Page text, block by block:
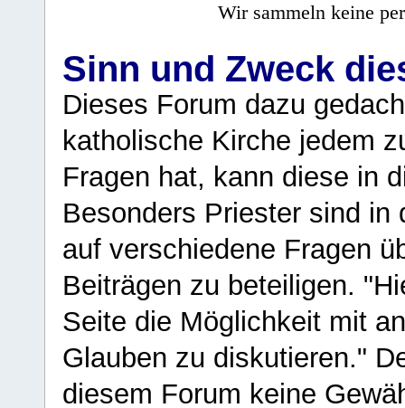
Wir sammeln keine
Sinn und Zweck
Dieses Forum dazu
katholische Kirche jedem
Fragen hat, kann diese in
Besonders Priester sind in
auf verschiedene Fragen
Beiträgen zu beteiligen.
Seite die Möglichkeit mit
Glauben zu diskutieren."
diesem Forum keine